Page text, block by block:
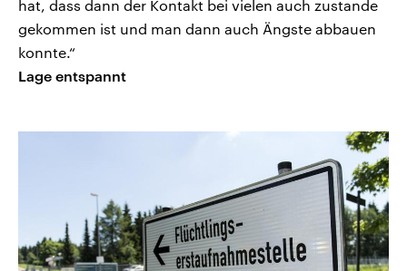
hat, dass dann der Kontakt bei vielen auch zustande
gekommen ist und man dann auch Ängste abbauen
konnte.“
Lage entspannt